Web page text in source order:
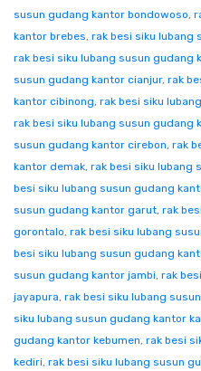
susun gudang kantor bondowoso,
kantor brebes, rak besi siku lubang
rak besi siku lubang susun gudang
susun gudang kantor cianjur, rak
kantor cibinong, rak besi siku
rak besi siku lubang susun gudang
susun gudang kantor cirebon, rak
kantor demak, rak besi siku lubang
besi siku lubang susun gudang
susun gudang kantor garut, rak
gorontalo, rak besi siku lubang
besi siku lubang susun gudang
susun gudang kantor jambi, rak
jayapura, rak besi siku lubang
siku lubang susun gudang kantor
gudang kantor kebumen, rak besi
kediri, rak besi siku lubang susun